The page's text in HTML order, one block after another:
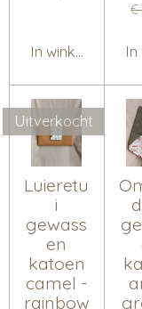
In winkelwagen
€
In
Uitverkocht
Luieretu
i
gewass
en
katoen
camel -
rainbow